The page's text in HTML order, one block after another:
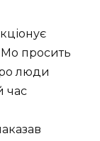
Мо просить
люди
час